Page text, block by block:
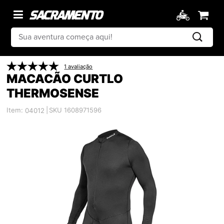
1 avaliação
MACACÃO CURTLO
THERMOSENSE
Item: 04012 SKU 1608971596